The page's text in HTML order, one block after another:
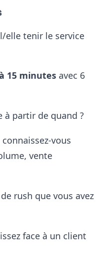
elle tenir le service
15 minutes avec 6
à partir de quand ?
vous
vente
rush que vous avez
face à un client